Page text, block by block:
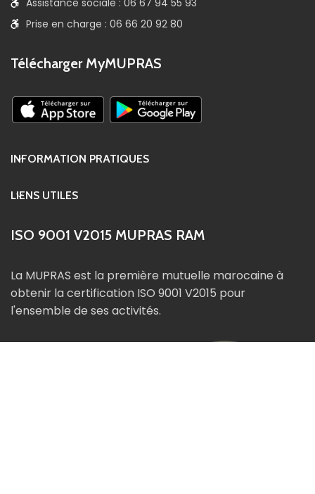
Assistance sociale : 06 67 94 55 93
Prise en charge : 06 66 20 92 80
Télécharger MyMUPRAS
INFORMATION PRATIQUES
LIENS UTILES
ISO 9001 V2015 MUPRAS RAM
La MUPRAS est la première mutuelle marocaine à
obtenir la certification ISO 9001 V2015 pour
l'ensemble de ses activités.